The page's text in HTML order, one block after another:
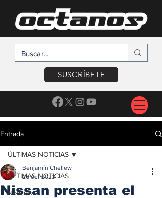
SUSCRÍBETE
Entrada
ÚLTIMAS NOTICIAS
Noticias
ÚLTIMAS NOTICIAS
Nissan presenta el
Benjamín Chellew
26 oct 2023